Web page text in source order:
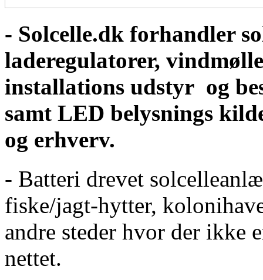
- Solcelle.dk forhandler
laderegulatorer,
installations udstyr og
samt LED belysnings
og erhverv.
- Batteri drevet
fiske/jagt-hytter,
andre steder hvor der ikke
nettet.